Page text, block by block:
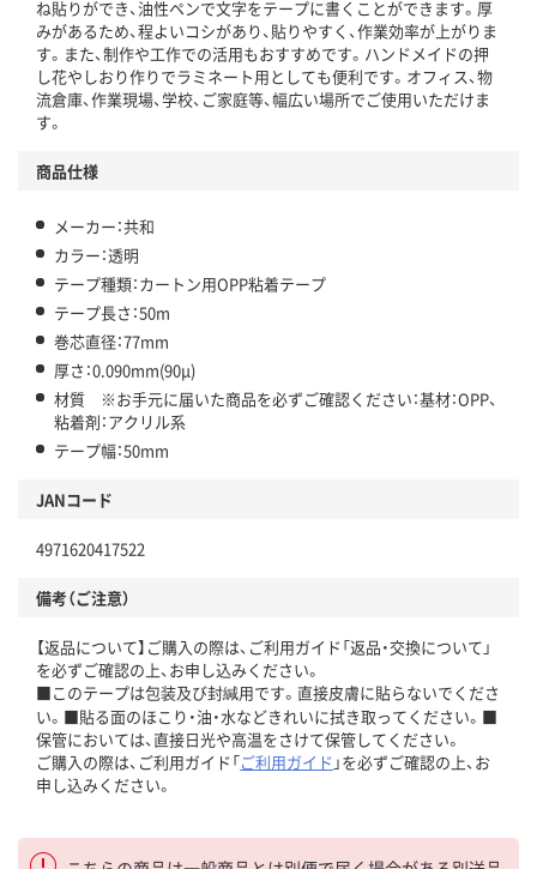
ね貼りができ、油性ペンで文字をテープに書くことができます。厚
みがあるため、程よいコシがあり、貼りやすく、作業効率が上がりま
す。また、制作や工作での活用もおすすめです。ハンドメイドの押
し花やしおり作りでラミネート用としても便利です。オフィス、物
流倉庫、作業現場、学校、ご家庭等、幅広い場所でご使用いただけま
す。
商品仕様
メーカー：共和
カラー：透明
テープ種類：カートン用OPP粘着テープ
テープ長さ：50m
巻芯直径：77mm
厚さ：0.090mm(90μ)
材質 ※お手元に届いた商品を必ずご確認ください：基材：OPP、
粘着剤：アクリル系
テープ幅：50mm
JANコード
4971620417522
備考（ご注意）
【返品について】ご購入の際は、ご利用ガイド「返品・交換について」
を必ずご確認の上、お申し込みください。
■このテープは包装及び封緘用です。直接皮膚に貼らないでくださ
い。■貼る面のほこり・油・水などきれいに拭き取ってください。■
保管においては、直接日光や高温をさけて保管してください。
ご購入の際は、ご利用ガイド「ご利用ガイド 」を必ずご確認の上、お
申し込みください。